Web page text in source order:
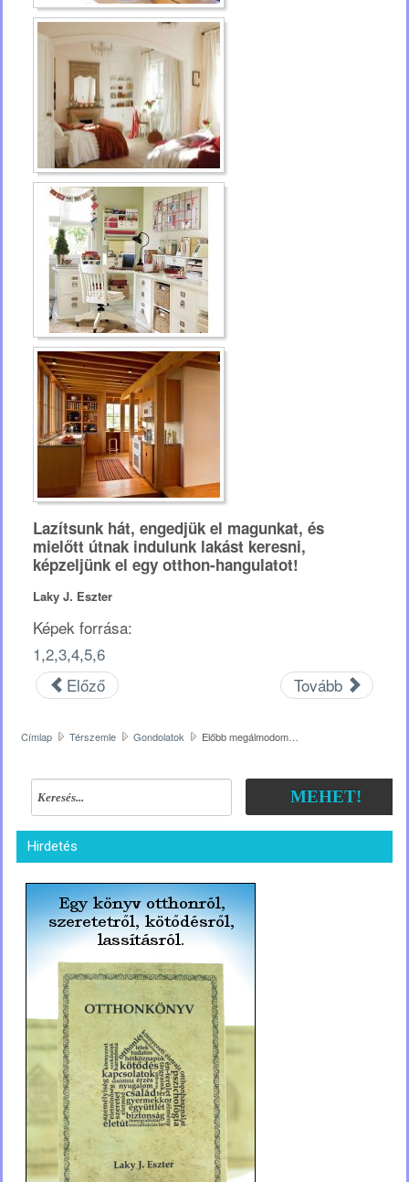
Lazítsunk hát, engedjük el magunkat, és
mielőtt útnak indulunk lakást keresni,
képzeljünk el egy otthon-hangulatot!
Laky J. Eszter
Képek forrása:
1,2,3,4,5,6
Előző
Tovább
Címlap Térszemle Gondolatok Előbb megálmodom…
MEHET!
Hirdetés